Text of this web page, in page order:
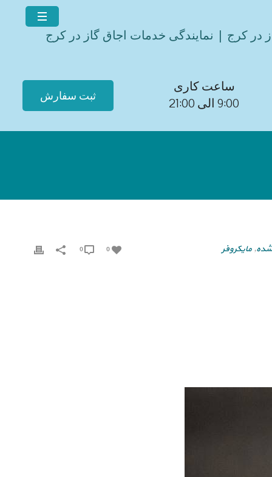
در کرج | نمایندگی خدمات اجاق گاز در کرج
ثبت سفارش
ساعت کاری
9:00 الی 21:00
,مایکروفر 0